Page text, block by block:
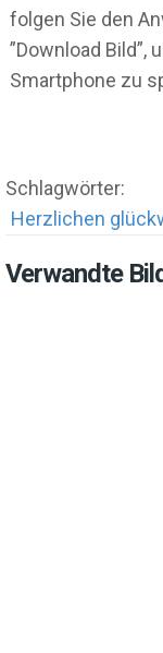
folgen Sie den
”Download
Smartphone zu
Schlagwörter:
Herzlichen
Verwandte